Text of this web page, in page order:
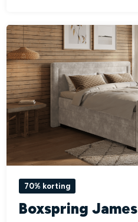
70% korting
Boxspring James